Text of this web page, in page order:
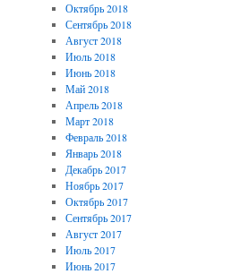
Октябрь 2018
Сентябрь 2018
Август 2018
Июль 2018
Июнь 2018
Май 2018
Апрель 2018
Март 2018
Февраль 2018
Январь 2018
Декабрь 2017
Ноябрь 2017
Октябрь 2017
Сентябрь 2017
Август 2017
Июль 2017
Июнь 2017